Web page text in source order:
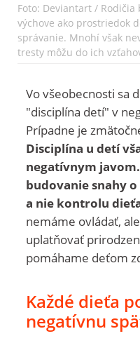
Foto: Deviantart /
výchove ako prostriedok
správanie. Mnohí však
tresty môžu do ich
Vo všeobecnosti sa
"disciplína detí" v
Prípadne je
Disciplína u detí
negatívnym
budovanie snahy
a nie kontrolu
nemáme ovládať,
uplatňovať
pomáhame deťom
Každé dieťa
negatívnu